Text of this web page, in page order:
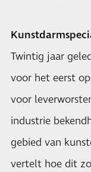
Twintig jaar
voor het eerst
voor
industrie
gebied van
vertelt hoe dit